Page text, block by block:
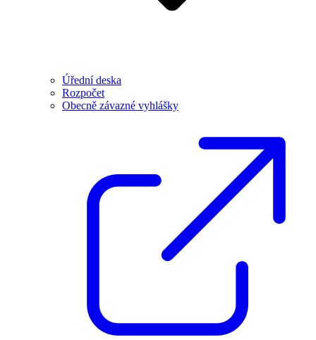
Úřední deska
Rozpočet
Obecně závazné vyhlášky